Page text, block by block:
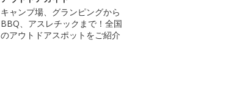
キャンプ場、グランピングから
BBQ、アスレチックまで！全国
のアウトドアスポットをご紹介